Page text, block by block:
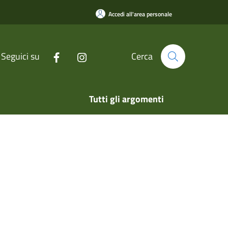
Accedi all'area personale
Seguici su Cerca
Tutti gli argomenti